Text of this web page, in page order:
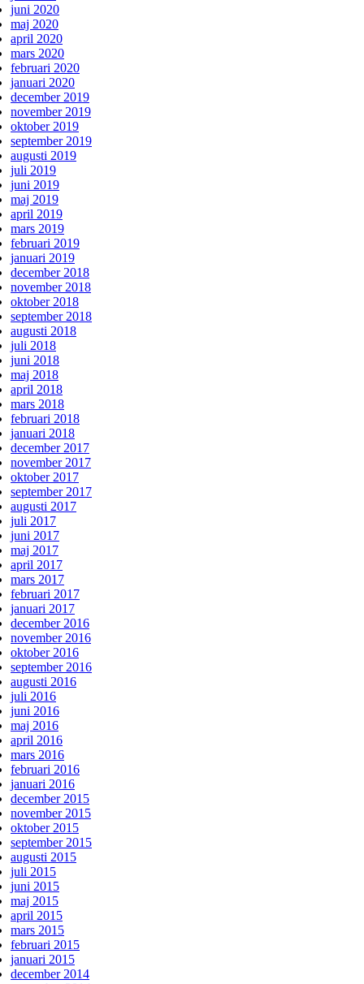
juni 2020
maj 2020
april 2020
mars 2020
februari 2020
januari 2020
december 2019
november 2019
oktober 2019
september 2019
augusti 2019
juli 2019
juni 2019
maj 2019
april 2019
mars 2019
februari 2019
januari 2019
december 2018
november 2018
oktober 2018
september 2018
augusti 2018
juli 2018
juni 2018
maj 2018
april 2018
mars 2018
februari 2018
januari 2018
december 2017
november 2017
oktober 2017
september 2017
augusti 2017
juli 2017
juni 2017
maj 2017
april 2017
mars 2017
februari 2017
januari 2017
december 2016
november 2016
oktober 2016
september 2016
augusti 2016
juli 2016
juni 2016
maj 2016
april 2016
mars 2016
februari 2016
januari 2016
december 2015
november 2015
oktober 2015
september 2015
augusti 2015
juli 2015
juni 2015
maj 2015
april 2015
mars 2015
februari 2015
januari 2015
december 2014